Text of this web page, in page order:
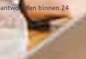
binnen 24